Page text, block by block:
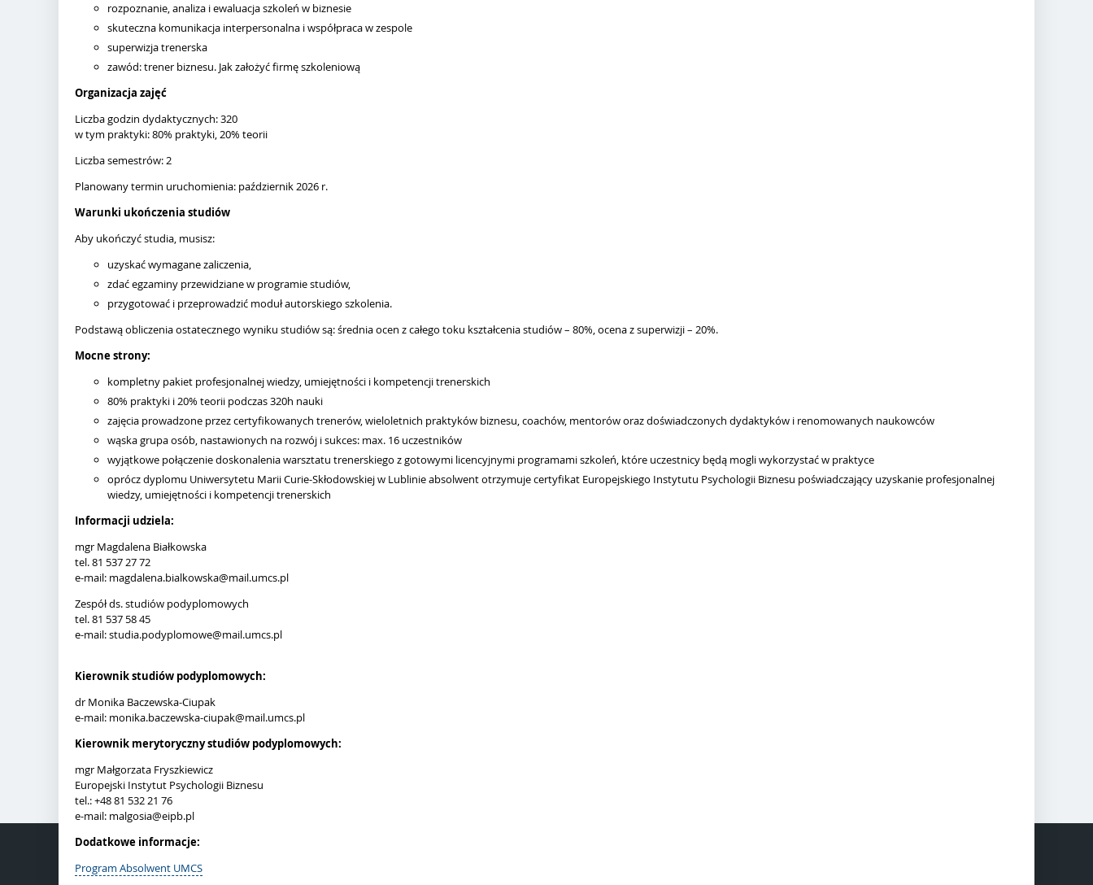
rozpoznanie, analiza i ewaluacja szkoleń w biznesie
skuteczna komunikacja interpersonalna i współpraca w zespole
superwizja trenerska
zawód: trener biznesu. Jak założyć firmę szkoleniową
Organizacja zajęć
Liczba godzin dydaktycznych: 320
w tym praktyki: 80% praktyki, 20% teorii
Liczba semestrów: 2
Planowany termin uruchomienia: październik 2026 r.
Warunki ukończenia studiów
Aby ukończyć studia, musisz:
uzyskać wymagane zaliczenia,
zdać egzaminy przewidziane w programie studiów,
przygotować i przeprowadzić moduł autorskiego szkolenia.
Podstawą obliczenia ostatecznego wyniku studiów są: średnia ocen z całego toku kształcenia studiów – 80%, ocena z superwizji – 20%.
Mocne strony:
kompletny pakiet profesjonalnej wiedzy, umiejętności i kompetencji trenerskich
80% praktyki i 20% teorii podczas 320h nauki
zajęcia prowadzone przez certyfikowanych trenerów, wieloletnich praktyków biznesu, coachów, mentorów oraz doświadczonych dydaktyków i renomowanych naukowców
wąska grupa osób, nastawionych na rozwój i sukces: max. 16 uczestników
wyjątkowe połączenie doskonalenia warsztatu trenerskiego z gotowymi licencyjnymi programami szkoleń, które uczestnicy będą mogli wykorzystać w praktyce
oprócz dyplomu Uniwersytetu Marii Curie-Skłodowskiej w Lublinie absolwent otrzymuje certyfikat Europejskiego Instytutu Psychologii Biznesu poświadczający uzyskanie profesjonalnej
wiedzy, umiejętności i kompetencji trenerskich
Informacji udziela:
mgr Magdalena Białkowska
tel. 81 537 27 72
e-mail: magdalena.bialkowska@mail.umcs.pl
Zespół ds. studiów podyplomowych
tel. 81 537 58 45
e-mail: studia.podyplomowe@mail.umcs.pl
Kierownik studiów podyplomowych:
dr Monika Baczewska-Ciupak
e-mail: monika.baczewska-ciupak@mail.umcs.pl
Kierownik merytoryczny studiów podyplomowych:
mgr Małgorzata Fryszkiewicz
Europejski Instytut Psychologii Biznesu
tel.: +48 81 532 21 76
e-mail: malgosia@eipb.pl
Dodatkowe informacje:
Program Absolwent UMCS